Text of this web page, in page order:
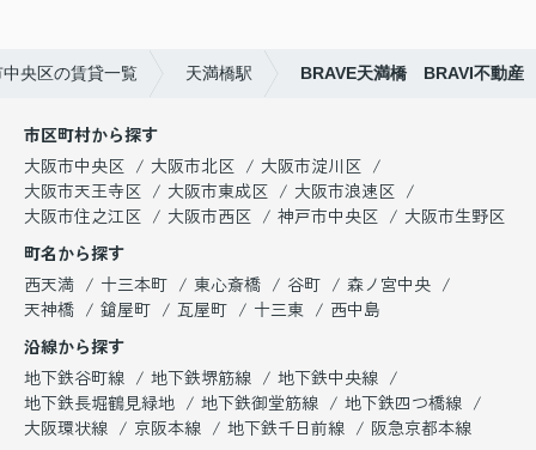
央区の賃貸一覧 天満橋駅 BRAVE天満橋 BRAVI不動産
市区町村から探す
大阪市中央区
大阪市北区
大阪市淀川区
大阪市天王寺区
大阪市東成区
大阪市浪速区
大阪市住之江区
大阪市西区 神戸市中央区
大阪市生野区
町名から探す
西天満
十三本町 東心斎橋 谷町
森ノ宮中央
天神橋
鎗屋町 瓦屋町 十三東
西中島
沿線から探す
地下鉄谷町線
地下鉄堺筋線
地下鉄中央線
地下鉄長堀鶴見緑地
地下鉄御堂筋線
地下鉄四つ橋線
大阪環状線
京阪本線 地下鉄千日前線
阪急京都本線